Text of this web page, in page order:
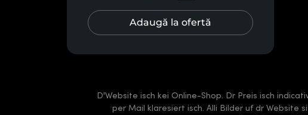
Adaugă la ofertă
D'Website isch kei Online-Shop. Dr Preis isch
per Mail klaresiert isch. Alli Bilder uf dr Website